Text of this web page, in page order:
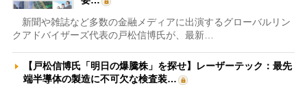
新聞や雑誌など多数の金融メディアに出演するグローバルリン
クアドバイザーズ代表の戸松信博氏が、最新…
【戸松信博氏「明日の爆騰株」を探せ】レーザーテック：最先
端半導体の製造に不可欠な検査装…